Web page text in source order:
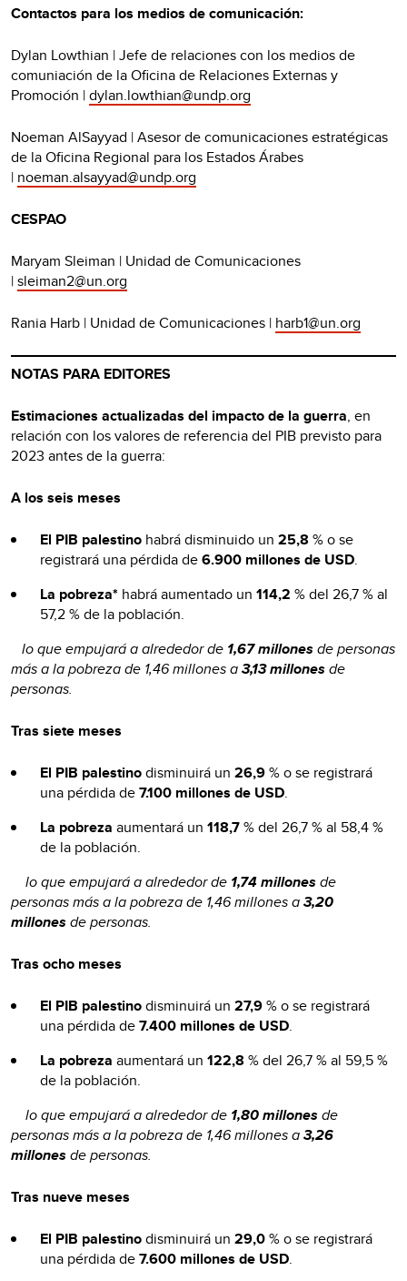
Contactos para los medios de comunicación:
Dylan Lowthian | Jefe de relaciones con los medios de
comuniación de la Oficina de Relaciones Externas y
Promoción |dylan.lowthian@undp.org
Noeman AlSayyad | Asesor de comunicaciones estratégicas
de la Oficina Regional para los Estados Árabes
| noeman.alsayyad@undp.org
CESPAO
Maryam Sleiman | Unidad de Comunicaciones
|sleiman2@un.org
Rania Harb | Unidad de Comunicaciones | harb1@un.org
NOTAS PARA EDITORES
Estimaciones actualizadas del impacto de la guerra, en
relación con los valores de referencia del PIB previsto para
2023 antes de la guerra:
A los seis meses
El PIB palestino habrá disminuido un 25,8 % o se
registrará una pérdida de6.900 millones de USD.
La pobreza* habrá aumentado un 114,2 % del 26,7 % al
57,2 % de la población.
lo que empujará a alrededor de 1,67 millonesde personas
más a la pobreza de 1,46 millones a3,13 millonesde
personas.
Tras siete meses
El PIB palestinodisminuirá un 26,9% o se registrará
una pérdida de7.100 millones de USD.
La pobreza aumentará un 118,7% del 26,7 % al 58,4 %
de la población.
lo que empujará a alrededor de 1,74 millonesde
personas más a la pobreza de 1,46 millones a3,20
millonesde personas.
Tras ocho meses
El PIB palestinodisminuirá un 27,9% o se registrará
una pérdida de7.400 millones de USD.
La pobreza aumentará un 122,8 % del 26,7 % al 59,5 %
de la población.
lo que empujará a alrededor de 1,80 millonesde
personas más a la pobreza de 1,46 millones a3,26
millonesde personas.
Tras nueve meses
El PIB palestinodisminuirá un 29,0% o se registrará
una pérdida de7.600 millones de USD.